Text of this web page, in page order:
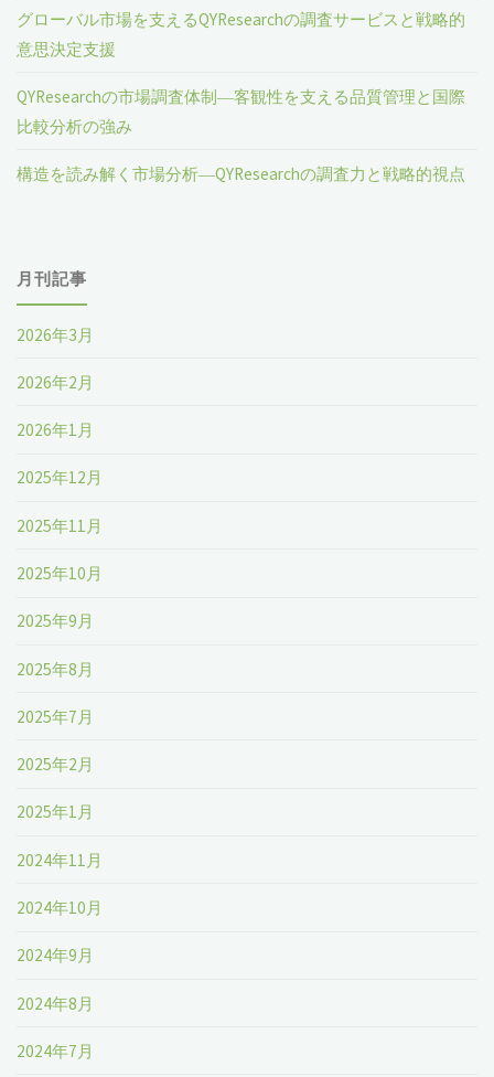
グローバル市場を支えるQYResearchの調査サービスと戦略的
意思決定支援
QYResearchの市場調査体制―客観性を支える品質管理と国際
比較分析の強み
構造を読み解く市場分析―QYResearchの調査力と戦略的視点
月刊記事
2026年3月
2026年2月
2026年1月
2025年12月
2025年11月
2025年10月
2025年9月
2025年8月
2025年7月
2025年2月
2025年1月
2024年11月
2024年10月
2024年9月
2024年8月
2024年7月